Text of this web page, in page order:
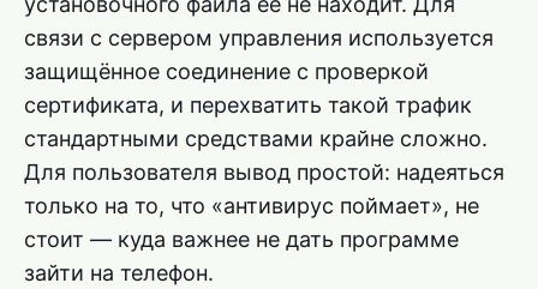
связи с сервером управления используется
защищённое соединение с проверкой
сертификата, и перехватить такой трафик
стандартными средствами крайне сложно.
Для пользователя вывод простой: надеяться
только на то, что «антивирус поймает», не
стоит — куда важнее не дать программе
зайти на телефон.